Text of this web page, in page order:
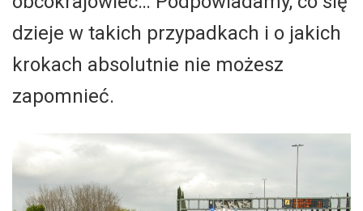
dzieje w takich przypadkach i o jakich
krokach absolutnie nie możesz
zapomnieć.​